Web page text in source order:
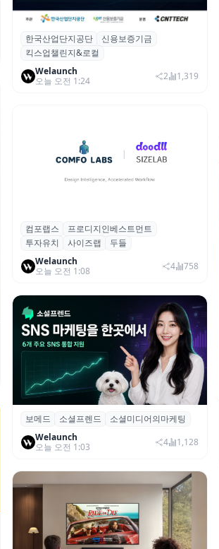
산단공·신보, 2026 ‘킥스업 챌린지&로컬’
참여 스타트업 모집
한국산업단지공단
신용보증기금
킥스업챌린지&로컬
Welaunch
오늘 오전 1:24
2 1,319
컴포랩스, 프로디지인베스트먼트로부터
시드 투자 유치
컴포랩스
프로디지인베스트먼트
투자유치
사이즈랩
두들
Welaunch
오늘 오전 1:08
4 758
보메드 ‘소셜프렌드’, 유튜브·인스타 등 6
개 SNS 마케팅 통합 지원
보메드 소셜프렌드
소셜미디어의마케팅
Welaunch
오늘 오전 1:03
4 1,128